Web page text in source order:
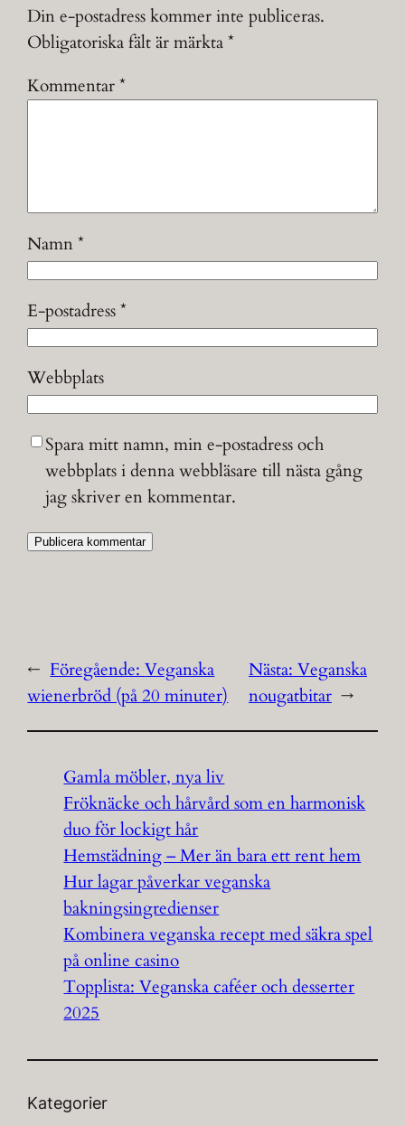
Din e-postadress kommer inte publiceras.
Obligatoriska fält är märkta*
Kommentar*
Namn*
E-postadress*
Webbplats
Spara mitt namn, min e-postadress och
webbplats i denna webbläsare till nästa gång
jag skriver en kommentar.
← Föregående:Veganska
wienerbröd (på 20 minuter)
Nästa:Veganska
nougatbitar →
Gamla möbler, nya liv
Fröknäcke och hårvård som en harmonisk
duo för lockigt hår
Hemstädning – Mer än bara ett rent hem
Hur lagar påverkar veganska
bakningsingredienser
Kombinera veganska recept med säkra spel
på online casino
Topplista: Veganska caféer och desserter
2025
Kategorier